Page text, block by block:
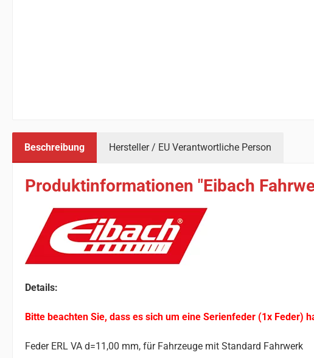
Beschreibung Hersteller / EU Verantwortliche Person
Produktinformationen "Eibach
Details:
Bitte beachten Sie, dass es sich um eine Serienfeder (1x Feder)
Feder ERL VA d=11,00 mm, für Fahrzeuge mit Standard Fahrwerk